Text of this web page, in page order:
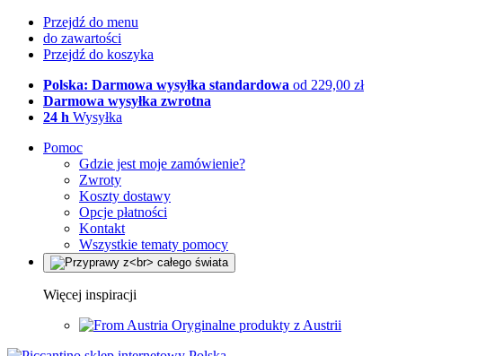
Przejdź do menu
do zawartości
Przejdź do koszyka
Polska: Darmowa wysyłka standardowa od 229,00 zł
Darmowa wysyłka zwrotna
24 h Wysyłka
Pomoc
Gdzie jest moje zamówienie?
Zwroty
Koszty dostawy
Opcje płatności
Kontakt
Wszystkie tematy pomocy
Więcej inspiracji
Oryginalne produkty z Austrii